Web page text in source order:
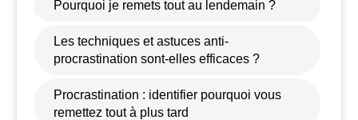
Pourquoi je remets tout au lendemain ?
Les techniques et astuces anti-
procrastination sont-elles efficaces ?
Procrastination : identifier pourquoi vous
remettez tout à plus tard